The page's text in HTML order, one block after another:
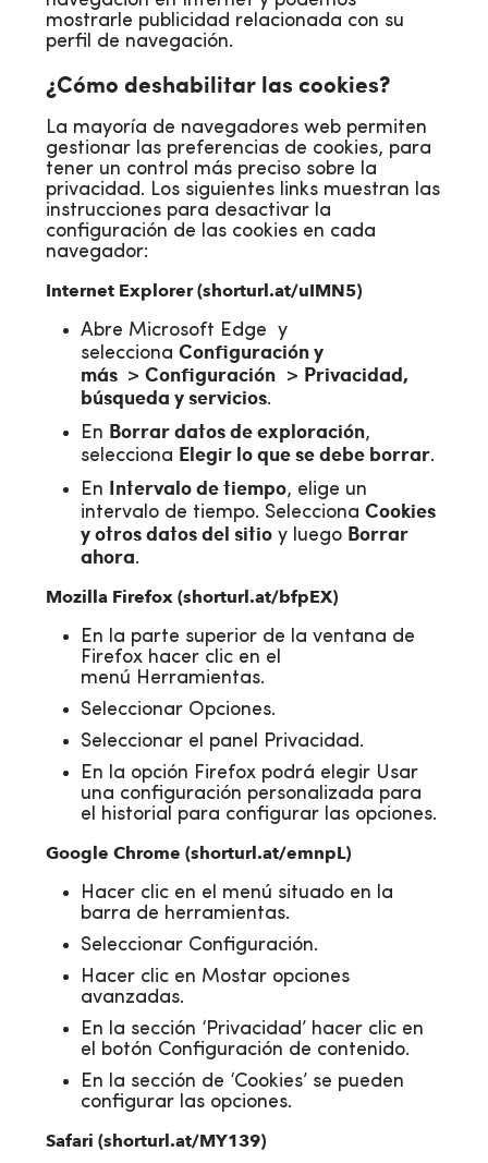
mostrarle publicidad relacionada con su
perfil de navegación.
¿Cómo deshabilitar las cookies?
La mayoría de navegadores web permiten
gestionar las preferencias de cookies, para
tener un control más preciso sobre la
privacidad. Los siguientes links muestran las
instrucciones para desactivar la
configuración de las cookies en cada
navegador:
Internet Explorer (shorturl.at/uIMN5)
Abre Microsoft Edge y
seleccionaConfiguración y
más >Configuración > Privacidad,
búsqueda y servicios.
En Borrar datos de exploración,
selecciona Elegir lo que se debe borrar.
En Intervalo de tiempo, elige un
intervalo de tiempo. SeleccionaCookies
y otros datos del sitio y luego Borrar
ahora.
Mozilla Firefox (shorturl.at/bfpEX)
En la parte superior de la ventana de
Firefox hacer clic en el
menú Herramientas.
Seleccionar Opciones.
Seleccionar el panel Privacidad.
En la opción Firefox podrá elegir Usar
una configuración personalizada para
el historial para configurar las opciones.
Google Chrome (shorturl.at/emnpL)
Hacer clic en el menú situado en la
barra de herramientas.
Seleccionar Configuración.
Hacer clic en Mostar opciones
avanzadas.
En la sección ‘Privacidad’ hacer clic en
el botón Configuración de contenido.
En la sección de ‘Cookies’ se pueden
configurar las opciones.
Safari (shorturl.at/MY139)